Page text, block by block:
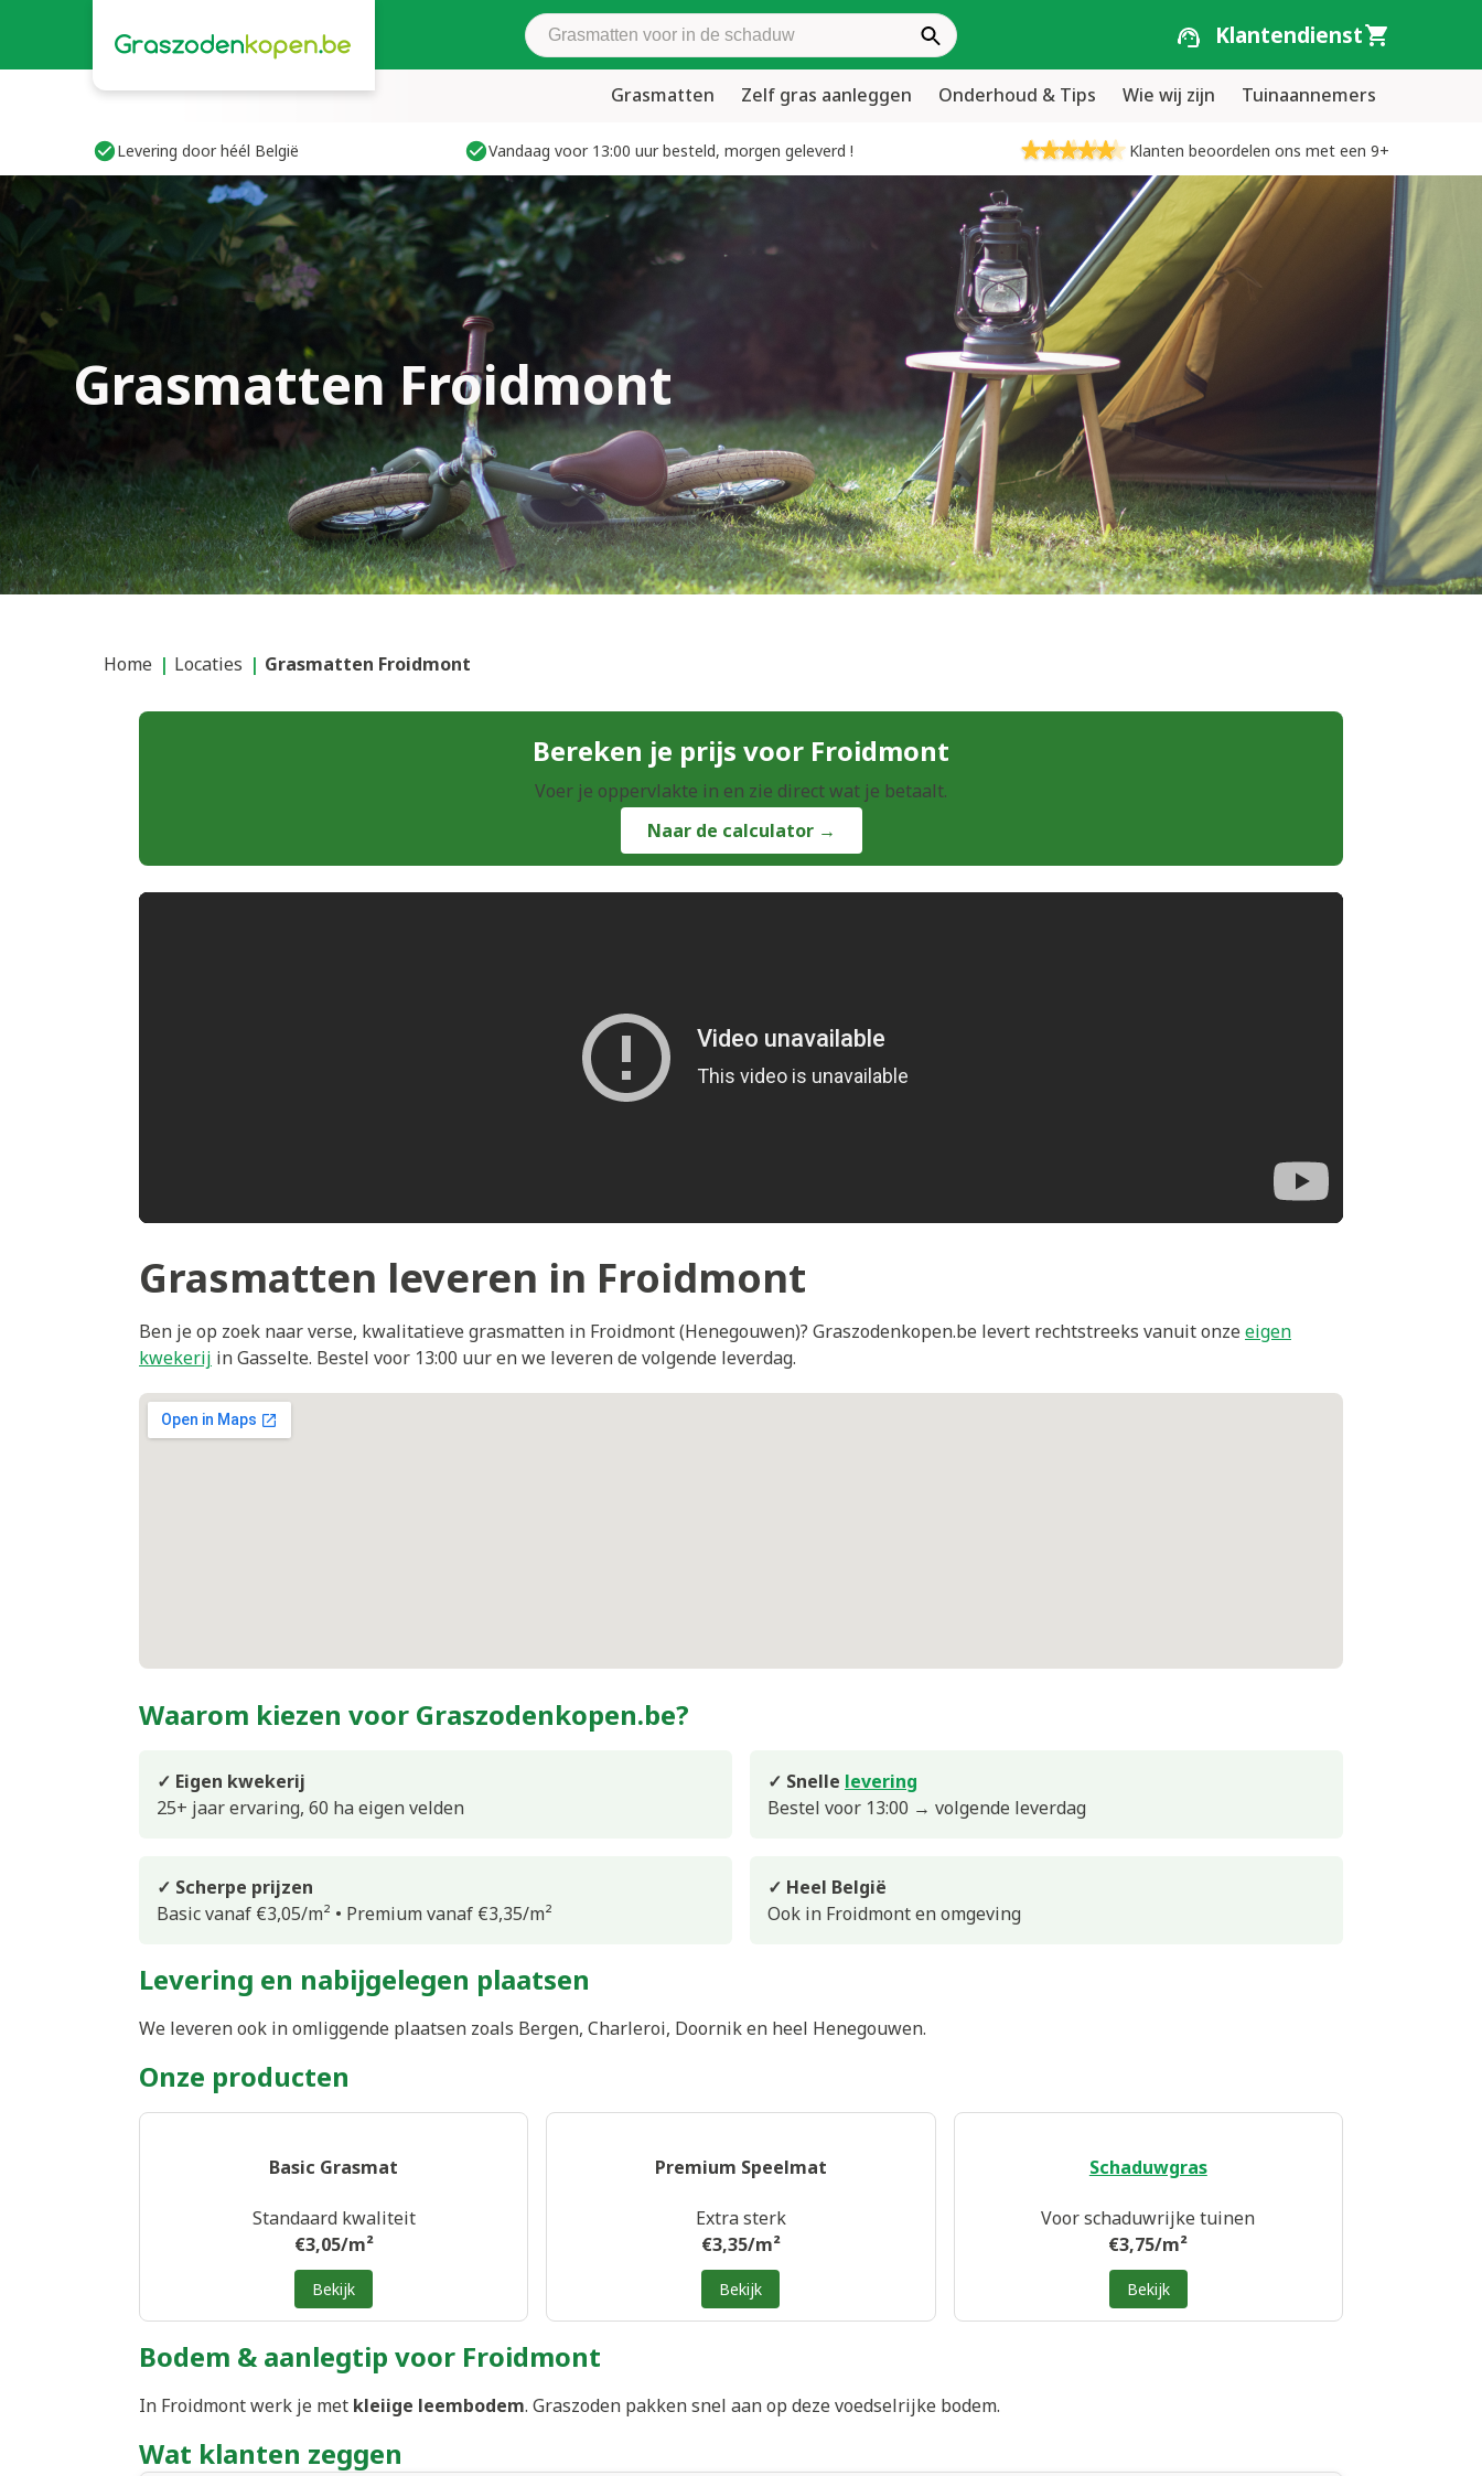
Zoek grasmatten Klantendienst
Grasmatten Zelf gras aanleggen Onderhoud & Tips Wie wij zijn Tuinaannemers
Levering door héél België Vandaag voor 13:00 uur besteld, morgen geleverd ! Klanten beoordelen ons met een 9+
Grasmatten Froidmont
Home Locaties Grasmatten Froidmont
Bereken je prijs voor Froidmont
Voer je oppervlakte in en zie direct wat je betaalt.
Naar de calculator →
Grasmatten leveren in Froidmont
Ben je op zoek naar verse, kwalitatieve grasmatten in Froidmont (Henegouwen)? Graszodenkopen.be levert rechtstreeks vanuit onzeeigen
kwekerij in Gasselte. Bestel voor 13:00 uur en we leveren de volgende leverdag.
Waarom kiezen voor Graszodenkopen.be?
✓ Eigen kwekerij
25+ jaar ervaring, 60 ha eigen velden
✓ Snelle levering
Bestel voor 13:00 → volgende leverdag
✓ Scherpe prijzen
Basic vanaf €3,05/m² • Premium vanaf €3,35/m²
✓ Heel België
Ook in Froidmont en omgeving
Levering en nabijgelegen plaatsen
We leveren ook in omliggende plaatsen zoals Bergen, Charleroi, Doornik en heel Henegouwen.
Onze producten
Basic Grasmat
Standaard kwaliteit
€3,05/m²
Bekijk
Premium Speelmat
Extra sterk
€3,35/m²
Bekijk
Schaduwgras
Voor schaduwrijke tuinen
€3,75/m²
Bekijk
Bodem & aanlegtip voor Froidmont
In Froidmont werk je met kleiige leembodem. Graszoden pakken snel aan op deze voedselrijke bodem.
Wat klanten zeggen